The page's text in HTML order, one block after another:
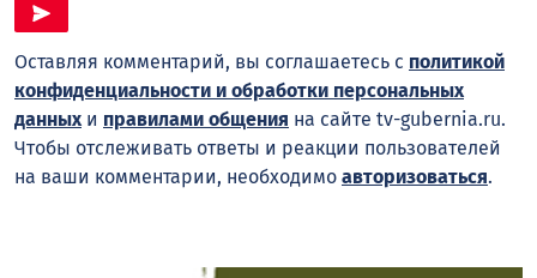
Оставляя комментарий, вы соглашаетесь с политикой
конфиденциальности и обработки персональных
данныхи правилами общения на сайте tv-gubernia.ru.
Чтобы отслеживать ответы и реакции пользователей
на ваши комментарии, необходимо авторизоваться.